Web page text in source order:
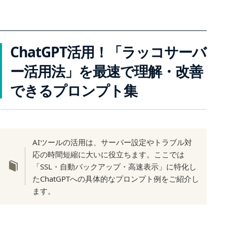
ChatGPT活用！「ラッコサーバ
ー活用法」を最速で理解・改善
できるプロンプト集
AIツールの活用は、サーバー設定やトラブル対
応の時間短縮に大いに役立ちます。ここでは
「SSL・自動バックアップ・高速表示」に特化し
たChatGPTへの具体的なプロンプト例をご紹介し
ます。